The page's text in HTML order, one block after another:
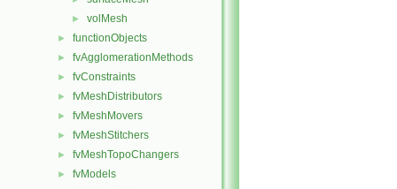
► volMesh
► functionObjects
► fvAgglomerationMethods
► fvConstraints
► fvMeshDistributors
► fvMeshMovers
► fvMeshStitchers
► fvMeshTopoChangers
► fvModels